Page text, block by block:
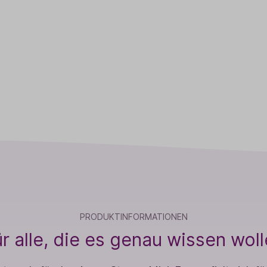
PRODUKTINFORMATIONEN
alle, die es genau wissen